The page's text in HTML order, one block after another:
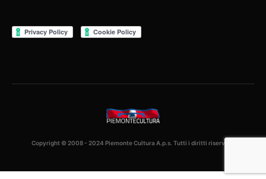
Copyright © 2008 - 2024 Piemonte Cultura A.p.s. Tutti i diritti riservati.